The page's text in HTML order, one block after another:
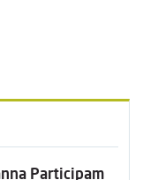
Participam